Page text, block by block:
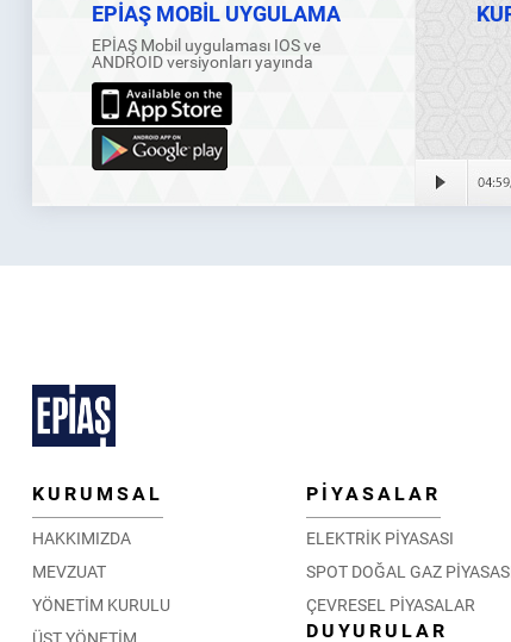
EPİAŞ MOBİL UYGULAMA
EPİAŞ Mobil uygulaması IOS ve
ANDROID versiyonları yayında
KURUMSAL
HAKKIMIZDA
MEVZUAT
YÖNETİM KURULU
PİYASALAR
ELEKTRİK PİYASASI
SPOT DOĞAL GAZ
ÇEVRESEL PİYASALAR
DUYURULAR